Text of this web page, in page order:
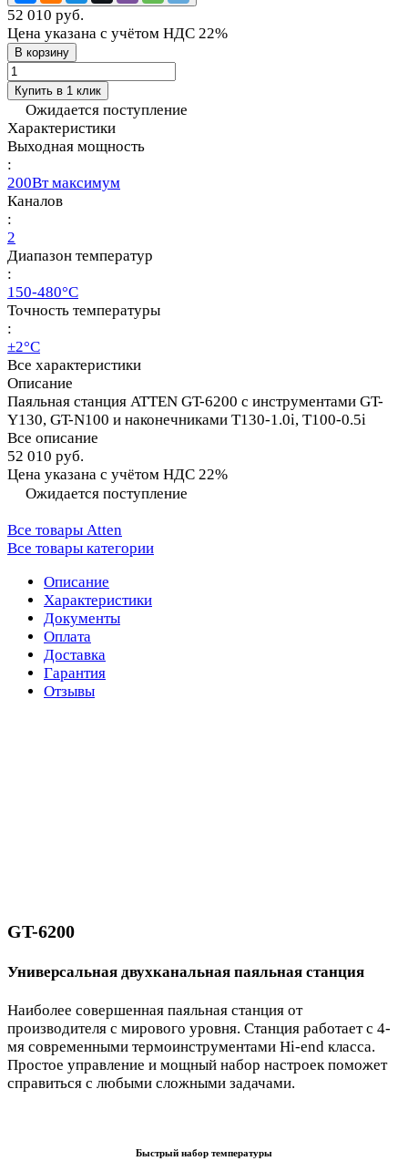
52 010 руб.
Цена указана с учётом НДС 22%
В корзину
Купить в 1 клик
Ожидается поступление
Характеристики
Выходная мощность
:
200Вт максимум
Каналов
:
2
Диапазон температур
:
150-480°С
Точность температуры
:
±2°С
Все характеристики
Описание
Паяльная станция ATTEN GT-6200 с инструментами GT-
Y130, GT-N100 и наконечниками T130-1.0i, T100-0.5i
Все описание
52 010 руб.
Цена указана с учётом НДС 22%
Ожидается поступление
Все товары Atten
Все товары категории
Описание
Характеристики
Документы
Оплата
Доставка
Гарантия
Отзывы
GT-6200
Универсальная двухканальная паяльная станция
Наиболее совершенная паяльная станция от
производителя с мирового уровня. Станция работает с 4-
мя современными термоинструментами Hi-end класса.
Простое управление и мощный набор настроек поможет
справиться с любыми сложными задачами.
Быстрый набор температуры